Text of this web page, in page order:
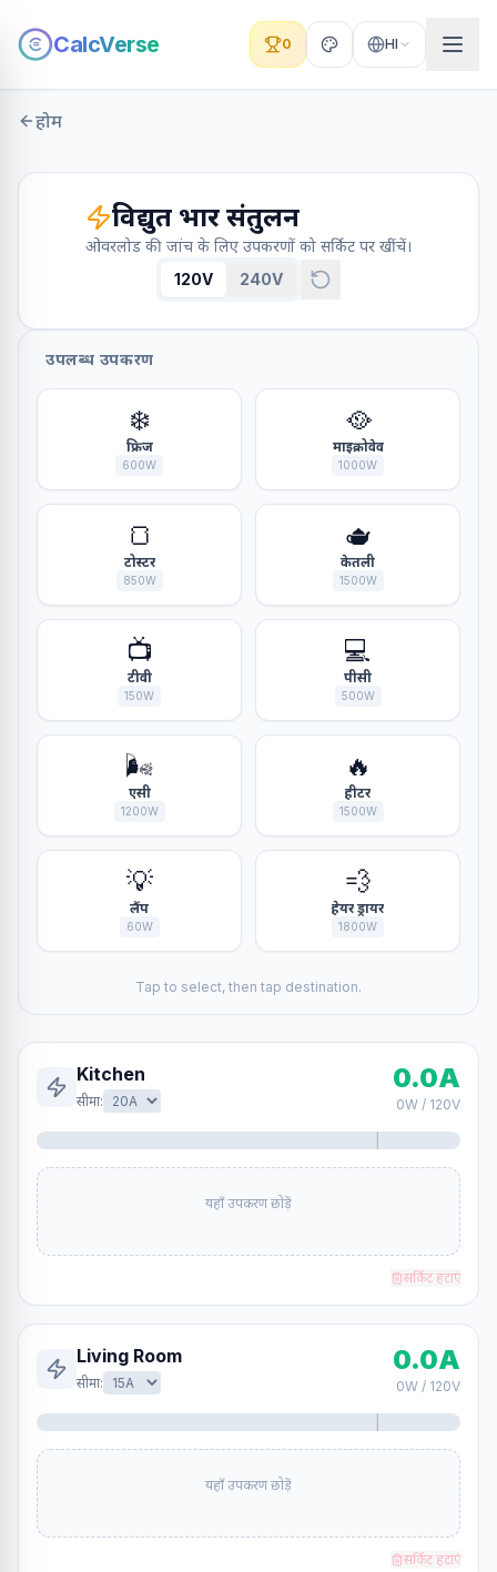
CalcVerse 0 HI
होम
विद्युत भार संतुलन
ओवरलोड की जांच के लिए उपकरणों को सर्किट पर खींचें।
120V
240V
उपलब्ध उपकरण
❄️
फ्रिज
600W
🥘
माइक्रोवेव
1000W
🍞
टोस्टर
850W
🫖
केतली
1500W
📺
टीवी
150W
💻
पीसी
500W
🌬️
एसी
1200W
🔥
हीटर
1500W
💡
लैंप
60W
💨
हेयर ड्रायर
1800W
Tap to select, then tap destination.
सीमा:
0.0A
0W / 120V
यहाँ उपकरण छोड़ें
सर्किट हटाएं
सीमा:
0.0A
0W / 120V
यहाँ उपकरण छोड़ें
सर्किट हटाएं